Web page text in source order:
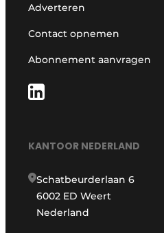
Adverteren
Contact opnemen
Abonnement aanvragen
KANTOOR NEDERLAND
Schatbeurderlaan 6
6002 ED Weert
Nederland